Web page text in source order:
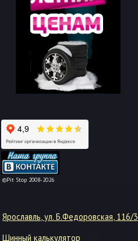
©Pit Stop 2008-2026
-->
Ярославль, ул. Б.Федоровская, 116/3
Шинный калькулятор